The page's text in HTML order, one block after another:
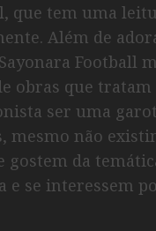
que tem uma
Além de
Football
obras que
ser uma
mesmo não
gostem da
se interessem